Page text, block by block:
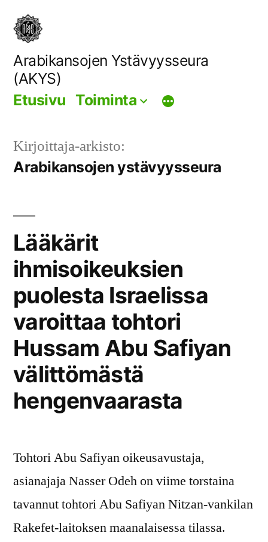
Siirry
sisältöön
Arabikansojen Ystävyysseura
(AKYS)
Etusivu Toiminta
Kirjoittaja-arkisto:
Arabikansojen ystävyysseura
Lääkärit
ihmisoikeuksien
puolesta Israelissa
varoittaa tohtori
Hussam Abu Safiyan
välittömästä
hengenvaarasta
Tohtori Abu Safiyan oikeusavustaja,
asianajaja Nasser Odeh on viime torstaina
tavannut tohtori Abu Safiyan Nitzan-vankilan
Rakefet-laitoksen maanalaisessa tilassa.